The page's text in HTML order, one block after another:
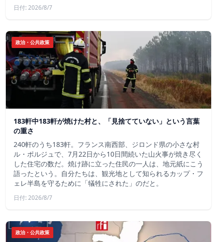
日付: 2026/8/7
政治・公共政策
183軒中183軒が焼けた村と、「見捨てていない」という言葉
の重さ
240軒のうち183軒。フランス南西部、ジロンド県の小さな村
ル・ポルジュで、7月22日から10日間続いた山火事が焼き尽く
した住宅の数だ。焼け跡に立った住民の一人は、地元紙にこう
語ったという。自分たちは、観光地として知られるカップ・フ
ェレ半島を守るために「犠牲にされた」のだと。
日付: 2026/8/7
政治・公共政策